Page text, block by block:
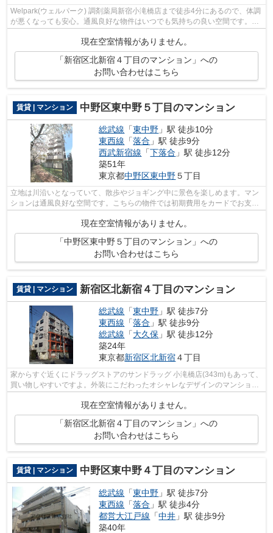
Welpark(ウェルパーク) 調剤薬局新宿小滝橋店まで徒歩4分にあるので、体調
が悪くなっても安心。通風良好な物件はいつでも気持ちの良い空間です。朝
現在空室情報がありません。
「新宿区北新宿４丁目のマンション」への
お問い合わせはこちら
賃貸 | マンション 中野区東中野５丁目のマンション
総武線 「東中野 」駅 徒歩10分
東西線 「落合 」駅 徒歩9分
西武新宿線 「下落合 」駅 徒歩12分
築51年
東京都中野区東中野５丁目
立地は川沿いとなっていて、散歩やジョギング中に景色を楽しめます。マン
ションは通風良好な空間です。こちらの物件では初期費用をカードでお支払
現在空室情報がありません。
「中野区東中野５丁目のマンション」への
お問い合わせはこちら
賃貸 | マンション 新宿区北新宿４丁目のマンション
総武線 「東中野 」駅 徒歩7分
東西線 「落合 」駅 徒歩9分
総武線 「大久保 」駅 徒歩12分
築24年
東京都新宿区北新宿４丁目
家からすぐ近くにドラッグストアのサンドラッグ 小滝橋店(343m)もあって、
買い物しやすいですよ。外装にこだわったオシャレなデザインのマンション
です。忙しい方にはうってつけの敷地...
現在空室情報がありません。
「新宿区北新宿４丁目のマンション」への
お問い合わせはこちら
賃貸 | マンション 中野区東中野４丁目のマンション
総武線 「東中野 」駅 徒歩7分
東西線 「落合 」駅 徒歩4分
都営大江戸線 「中井 」駅 徒歩9分
築40年